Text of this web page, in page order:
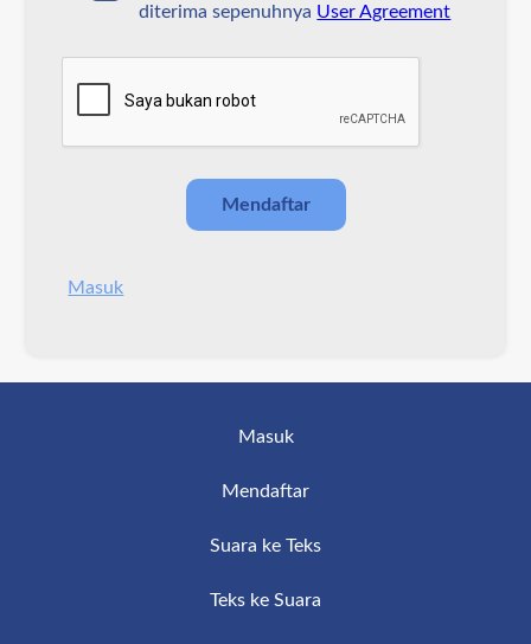
diterima sepenuhnya User Agreement
Masuk
Masuk
Mendaftar
Suara ke Teks
Teks ke Suara